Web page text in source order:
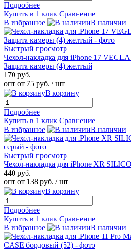
Подробнее
Купить в 1 клик Сравнение
В избранное
В наличии
Быстрый просмотр
Чехол-накладка для iPhone 17
Защита камеры (4) желтый
170 руб.
опт от 75 руб. / шт
В корзину
Подробнее
Купить в 1 клик Сравнение
В избранное
В наличии
Быстрый просмотр
Чехол-накладка для iPhone XR
440 руб.
опт от 138 руб. / шт
В корзину
Подробнее
Купить в 1 клик Сравнение
В избранное
В наличии